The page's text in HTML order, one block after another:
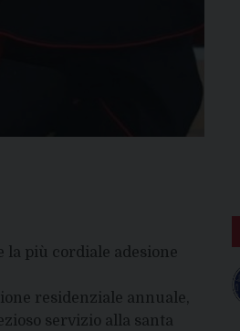
la più cordiale adesione
residenziale annuale,
servizio alla santa